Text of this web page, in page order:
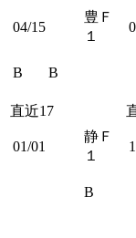
04/15
豊Ｆ
１
B B
直近17
01/01
静Ｆ
１
B